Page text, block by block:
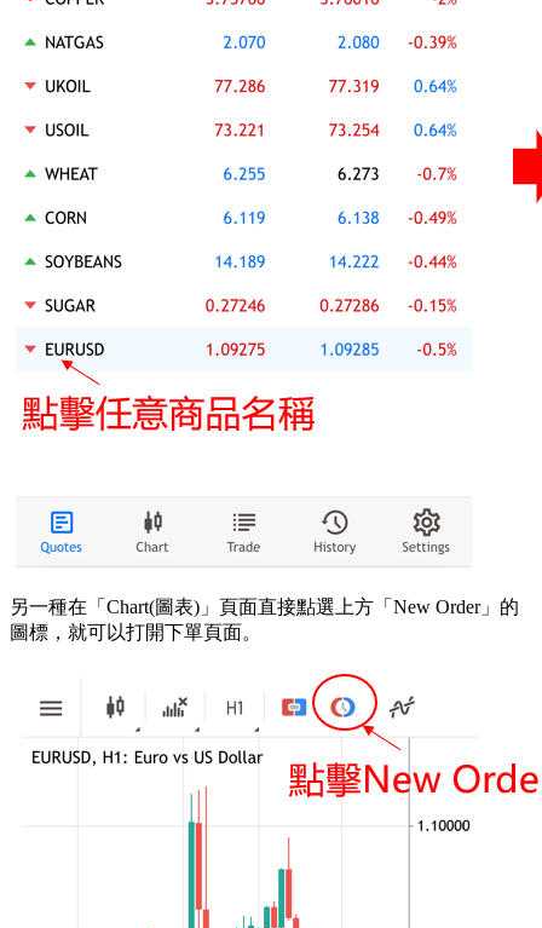
另一種在「Chart(圖表)」頁面直接點選上方「New Order」的
圖標，就可以打開下單頁面。